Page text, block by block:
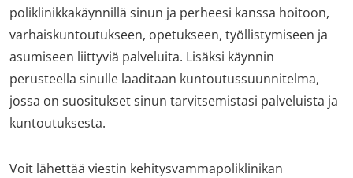
poliklinikkakäynnillä sinun ja perheesi kanssa hoitoon,
varhaiskuntoutukseen, opetukseen, työllistymiseen ja
asumiseen liittyviä palveluita. Lisäksi käynnin
perusteella sinulle laaditaan kuntoutussuunnitelma,
jossa on suositukset sinun tarvitsemistasi palveluista ja
kuntoutuksesta.
Voit lähettää viestin kehitysvammapoliklinikan